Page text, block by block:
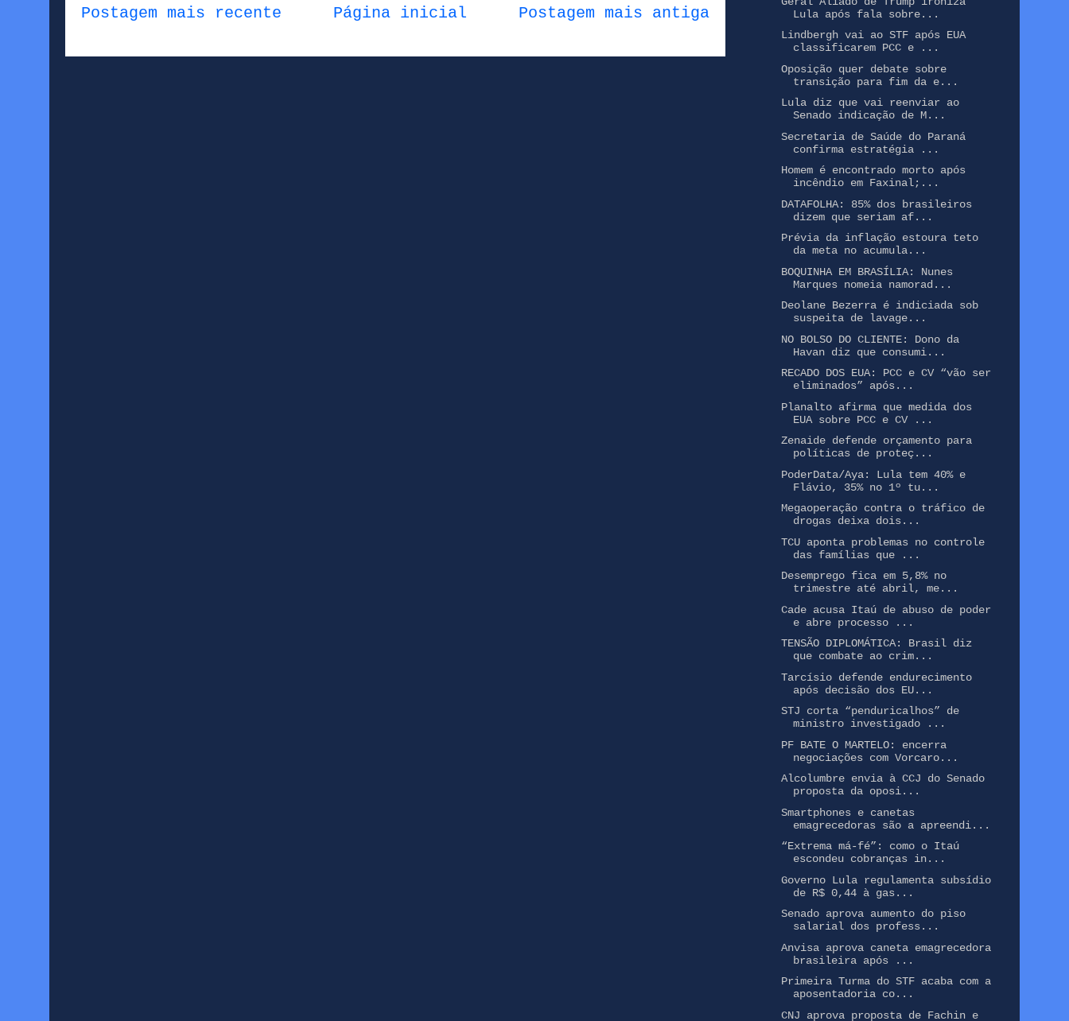
Postagem mais recente Postagem mais antiga
Página inicial
Lula após fala sobre...
Lindbergh vai ao STF após EUA
classificarem PCC e ...
Oposição quer debate sobre
transição para fim da e...
Lula diz que vai reenviar ao
Senado indicação de M...
Secretaria de Saúde do Paraná
confirma estratégia ...
Homem é encontrado morto após
incêndio em Faxinal;...
DATAFOLHA: 85% dos brasileiros
dizem que seriam af...
Prévia da inflação estoura teto
da meta no acumula...
BOQUINHA EM BRASÍLIA: Nunes
Marques nomeia namorad...
Deolane Bezerra é indiciada sob
suspeita de lavage...
NO BOLSO DO CLIENTE: Dono da
Havan diz que consumi...
RECADO DOS EUA: PCC e CV “vão ser
eliminados” após...
Planalto afirma que medida dos
EUA sobre PCC e CV ...
Zenaide defende orçamento para
políticas de proteç...
PoderData/Aya: Lula tem 40% e
Flávio, 35% no 1º tu...
Megaoperação contra o tráfico de
drogas deixa dois...
TCU aponta problemas no controle
das famílias que ...
Desemprego fica em 5,8% no
trimestre até abril, me...
Cade acusa Itaú de abuso de poder
e abre processo ...
TENSÃO DIPLOMÁTICA: Brasil diz
que combate ao crim...
Tarcísio defende endurecimento
após decisão dos EU...
STJ corta “penduricalhos” de
ministro investigado ...
PF BATE O MARTELO: encerra
negociações com Vorcaro...
Alcolumbre envia à CCJ do Senado
proposta da oposi...
Smartphones e canetas
emagrecedoras são a apreendi...
“Extrema má-fé”: como o Itaú
escondeu cobranças in...
Governo Lula regulamenta subsídio
de R$ 0,44 à gas...
Senado aprova aumento do piso
salarial dos profess...
Anvisa aprova caneta emagrecedora
brasileira após ...
Primeira Turma do STF acaba com a
aposentadoria co...
CNJ aprova proposta de Fachin e